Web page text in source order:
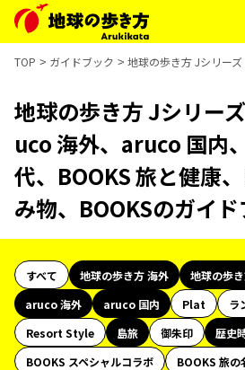
TOP ガイドブック 地球の歩き方 Jシリー
地球の歩き方 Jシリー
uco 海外、aruco 国内
代、BOOKS 旅と健康
み物、BOOKSのガイ
すべて 地球の歩き方 海外
地球の歩
aruco 海外
aruco 国内 Plat
ラ
Resort Style
島旅 御朱印 歴史
BOOKS スペシャルコラボ
BOOKS 旅の